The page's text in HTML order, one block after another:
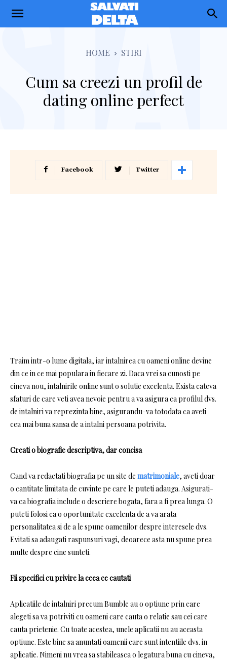
Salvati
HOME STIRI
Cum sa creezi un profil de
dating online perfect
Facebook Twitter
Traim intr-o lume digitala, iar intalnirea cu oameni online devine
din ce in ce mai populara in fiecare zi. Daca vrei sa cunosti pe
cineva nou, intalnirile online sunt o solutie excelenta. Exista cateva
sfaturi de care veti avea nevoie pentru a va asigura ca profilul dvs.
de intalniri va reprezinta bine, asigurandu-va totodata ca aveti
cea mai buna sansa de a intalni persoana potrivita.
Creati o biografie descriptiva, dar concisa
Cand va redactati biografia pe un site de matrimoniale, aveti doar
o cantitate limitata de cuvinte pe care le puteti adauga. Asigurati-
va ca biografia include o descriere bogata, fara a fi prea lunga. O
puteti folosi ca o oportunitate excelenta de a va arata
personalitatea si de a le spune oamenilor despre interesele dvs.
Evitati sa adaugati raspunsuri vagi, deoarece asta nu spune prea
multe despre cine sunteti.
Fii specifici cu privire la ceea ce cautati
Aplicatiile de intalniri precum Bumble au o optiune prin care
alegeti sa va potriviti cu oameni care cauta o relatie sau cei care
cauta prietenie. Cu toate acestea, unele aplicatii nu au aceasta
optiune. Este bine sa anuntati oamenii care sunt intentiile dvs. in
aplicatie. Nimeni nu vrea sa stabileasca o legatura buna cu cineva,